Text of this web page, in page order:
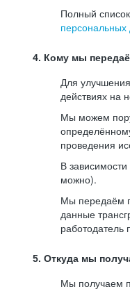
Полный
4. Кому мы
Для
действиях на
Мы можем
проведения
В
можно).
Мы передаём
данные
работодатель
5. Откуда мы
Мы получаем